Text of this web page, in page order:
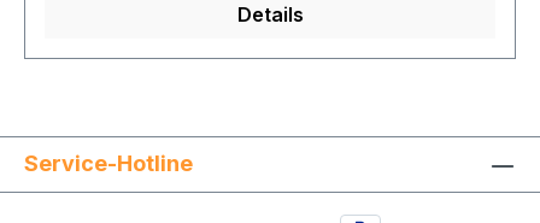
Details
Service-Hotline